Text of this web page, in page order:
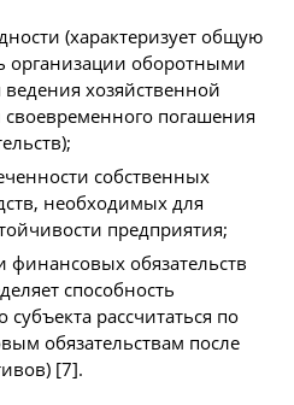
(характеризует общую
организации оборотными
ведения хозяйственной
своевременного погашения
собственных
необходимых для
предприятия;
финансовых обязательств
способность
субъекта рассчитаться по
обязательствам после
[7].